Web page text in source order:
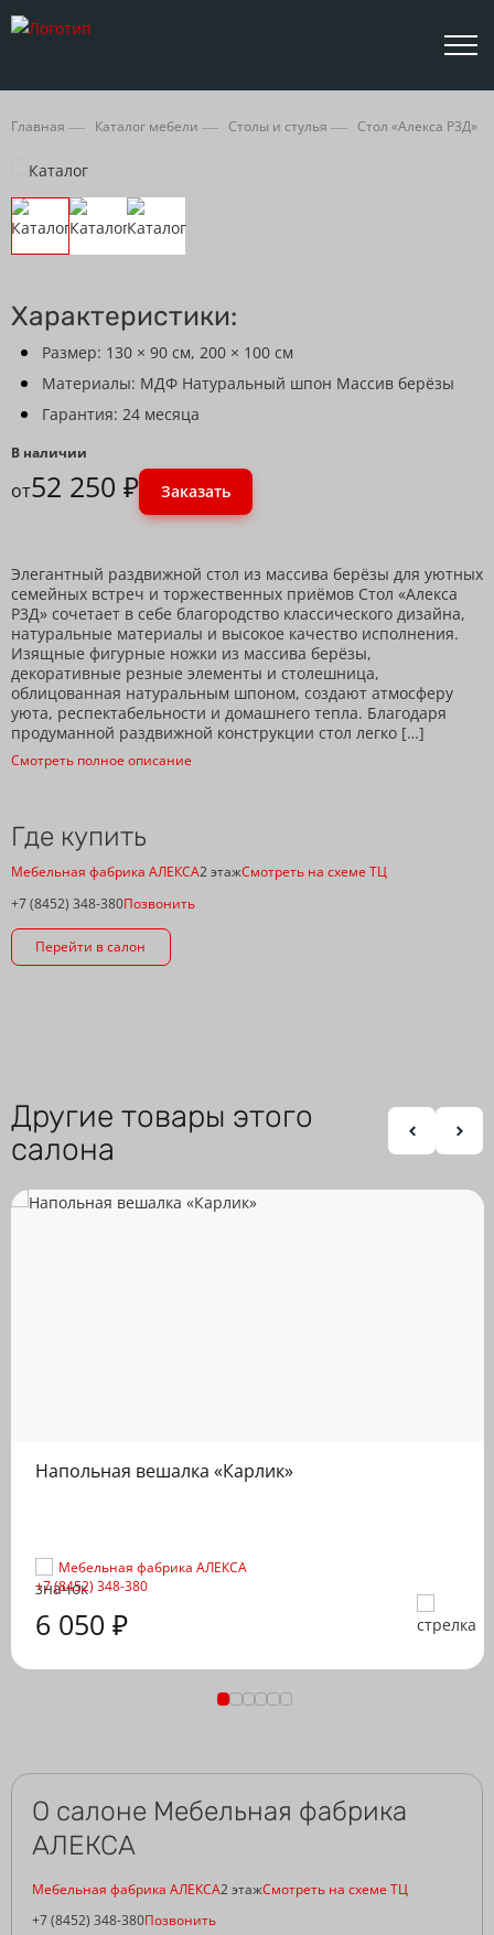
Главная Каталог мебели Столы и стулья Стол «Алекса Р3Д»
Характеристики:
Размер: 130 × 90 см, 200 × 100 см
Материалы: МДФ Натуральный шпон Массив берёзы
Гарантия: 24 месяца
В наличии
от52 250 ₽ Заказать
Элегантный раздвижной стол из массива берёзы для уютных
семейных встреч и торжественных приёмов Стол «Алекса
Р3Д» сочетает в себе благородство классического дизайна,
натуральные материалы и высокое качество исполнения.
Изящные фигурные ножки из массива берёзы,
декоративные резные элементы и столешница,
облицованная натуральным шпоном, создают атмосферу
уюта, респектабельности и домашнего тепла. Благодаря
продуманной раздвижной конструкции стол легко […]
Смотреть полное описание
Где купить
Мебельная фабрика АЛЕКСА2 этажСмотреть на схеме ТЦ
+7 (8452) 348-380Позвонить
Перейти в салон
Другие товары этого
салона
Напольная вешалка «Карлик»
Мебельная фабрика АЛЕКСА
+7 (8452) 348-380
6 050 ₽
О салоне Мебельная фабрика
АЛЕКСА
Мебельная фабрика АЛЕКСА2 этажСмотреть на схеме ТЦ
+7 (8452) 348-380Позвонить